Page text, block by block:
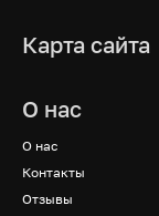
Карта сайта
О нас
О нас
Контакты
Отзывы